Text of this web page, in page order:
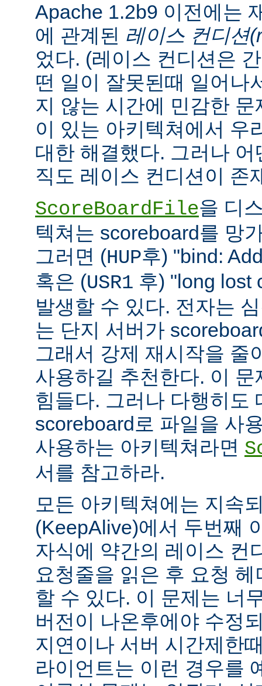
Apache 1.2b9 이전에는
에 관계된 레이스 컨디션
었다. (레이스 컨디션은
떤 일이 잘못된때 일어나
지 않는 시간에 민감한
이 있는 아키텍쳐에서 우
대한 해결했다. 그러나
직도 레이스 컨디션이 존
ScoreBoardFile을 디
텍쳐는 scoreboard를 망
그러면 (HUP후) "bind:
혹은 (USR1 후) "long lost
발생할 수 있다. 전자는
는 단지 서버가
그래서 강제 재시작을 줄
사용하길 추천한다. 이
힘들다. 그러나 다행히도
scoreboard로 파일을 사
사용하는 아키텍쳐라면
서를 참고하라.
모든 아키텍쳐에는 지속
(KeepAlive)에서 두번째
자식에 약간의 레이스 컨
요청줄을 읽은 후 요청
할 수 있다. 이 문제는 너
버전이 나온후에야 수정
지연이나 서버 시간제한
라이언트는 이런 경우를